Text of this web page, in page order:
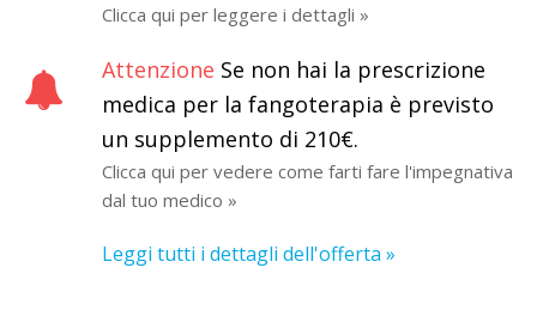
Clicca qui per leggere i dettagli »
Attenzione Se non hai la prescrizione
medica per la fangoterapia è previsto
un supplemento di 210€.
Clicca qui per vedere come farti fare l'impegnativa
dal tuo medico »
Leggi tutti i dettagli dell'offerta »